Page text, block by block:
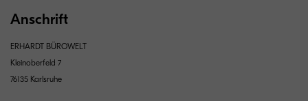
Anschrift
ERHARDT BÜROWELT
Kleinoberfeld 7
76135 Karlsruhe